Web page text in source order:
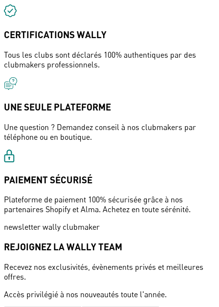
CERTIFICATIONS WALLY
Tous les clubs sont déclarés 100% authentiques par des
clubmakers professionnels.
UNE SEULE PLATEFORME
Une question ? Demandez conseil à nos clubmakers par
téléphone ou en boutique.
PAIEMENT SÉCURISÉ
Plateforme de paiement 100% sécurisée grâce à nos
partenaires Shopify et Alma. Achetez en toute sérénité.
newsletter wally clubmaker
REJOIGNEZ LA WALLY TEAM
Recevez nos exclusivités, évènements privés et meilleures
offres.
Accès privilégié à nos nouveautés toute l'année.